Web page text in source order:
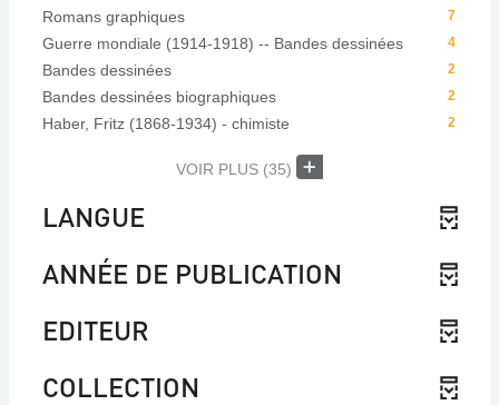
7
Romans graphiques
4
Guerre mondiale (1914-1918) -- Bandes dessinées
2
Bandes dessinées
2
Bandes dessinées biographiques
2
Haber, Fritz (1868-1934) - chimiste
VOIR PLUS (35)
LANGUE
ANNÉE DE PUBLICATION
EDITEUR
COLLECTION